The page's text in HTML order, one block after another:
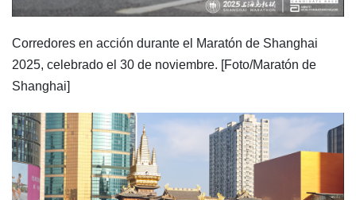
Corredores en acción durante el Maratón de Shanghai
2025, celebrado el 30 de noviembre. [Foto/Maratón de
Shanghai]